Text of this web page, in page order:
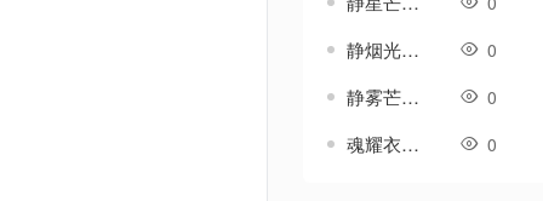
静烟光-传奇衣服素材 0
静雾芒-传奇衣服素材 0
魂耀衣服-传奇衣服素材 0